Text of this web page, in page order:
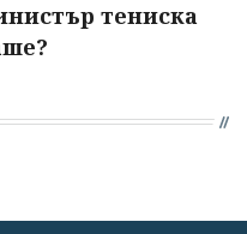
тениска